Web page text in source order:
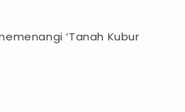
‘Tanah Kubur